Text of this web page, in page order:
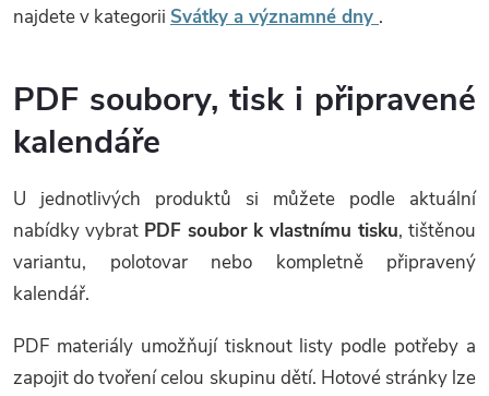
najdete v kategorii Svátky a významné dny .
PDF soubory, tisk i připravené
kalendáře
U jednotlivých produktů si můžete podle aktuální
nabídky vybrat PDF soubor k vlastnímu tisku, tištěnou
variantu, polotovar nebo kompletně připravený
kalendář.
PDF materiály umožňují tisknout listy podle potřeby a
zapojit do tvoření celou skupinu dětí. Hotové stránky lze